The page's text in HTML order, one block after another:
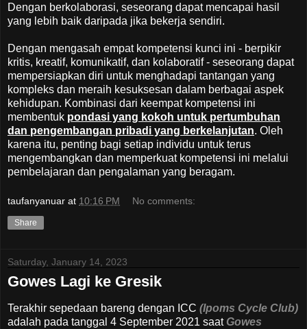
Dengan berkolaborasi, seseorang dapat mencapai hasil
yang lebih baik daripada jika bekerja sendiri.
Dengan mengasah empat kompetensi kunci ini - berpikir
kritis, kreatif, komunikatif, dan kolaboratif - seseorang dapat
mempersiapkan diri untuk menghadapi tantangan yang
kompleks dan meraih kesuksesan dalam berbagai aspek
kehidupan. Kombinasi dari keempat kompetensi ini
membentuk pondasi yang kokoh untuk pertumbuhan
dan pengembangan pribadi yang berkelanjutan. Oleh
karena itu, penting bagi setiap individu untuk terus
mengembangkan dan memperkuat kompetensi ini melalui
pembelajaran dan pengalaman yang beragam.
taufanyanuar at 10:16 PM No comments:
Share
Saturday, January 14, 2023
Gowes Lagi ke Gresik
Terakhir sepedaan bareng dengan ICC (Ipoms Cycle Club)
adalah pada tanggal 4 September 2021 saat Gowes